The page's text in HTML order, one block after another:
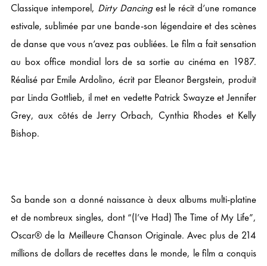
Classique intemporel, Dirty Dancingest le récit d’une romance
estivale, sublimée par une bande-son légendaire et des scènes
de danse que vous n’avez pas oubliées. Le film a fait sensation
au box office mondial lors de sa sortie au cinéma en 1987.
Réalisé par Emile Ardolino, écrit par Eleanor Bergstein, produit
par Linda Gottlieb, il met en vedette Patrick Swayze et Jennifer
Grey, aux côtés de Jerry Orbach, Cynthia Rhodes et Kelly
Bishop.
Sa bande son a donné naissance à deux albums multi-platine
et de nombreux singles, dont “(I’ve Had) The Time of My Life”,
Oscar® de la Meilleure Chanson Originale. Avec plus de 214
millions de dollars de recettes dans le monde, le film a conquis